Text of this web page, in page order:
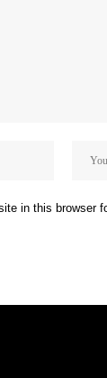
in this browser